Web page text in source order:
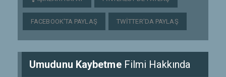
FACEBOOK'TA PAYLAŞ TWITTER'DA PAYLAŞ
Umudunu KaybetmeFilmi Hakkında